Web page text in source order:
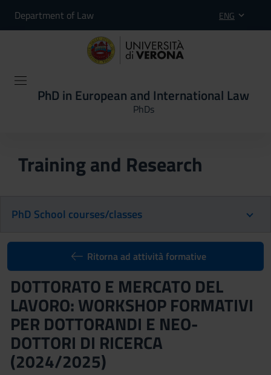
Department of Law ENG
PhD in European and International Law
PhDs
Training and Research
PhD School courses/classes
Ritorna ad attività formative
DOTTORATO E MERCATO DEL
LAVORO: WORKSHOP FORMATIVI
PER DOTTORANDI E NEO-
DOTTORI DI RICERCA
(2024/2025)